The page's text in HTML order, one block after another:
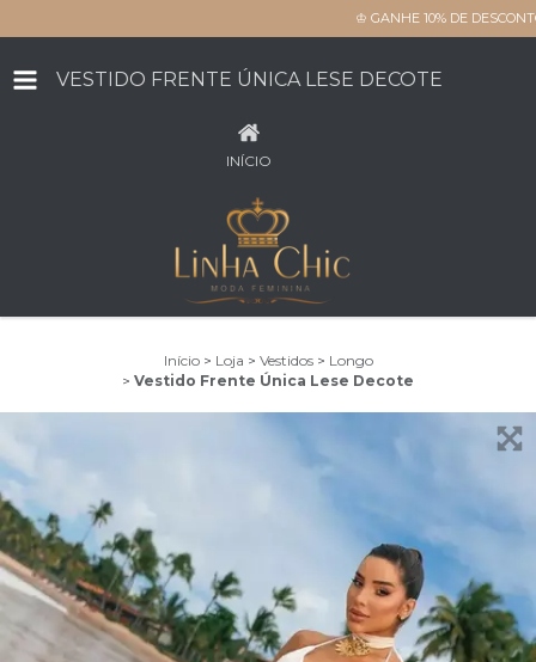
♔ GANHE 10% DE
VESTIDO FRENTE ÚNICA LESE DECOTE
INÍCIO
Início > Loja > Vestidos > Longo
> Vestido Frente Única Lese Decote